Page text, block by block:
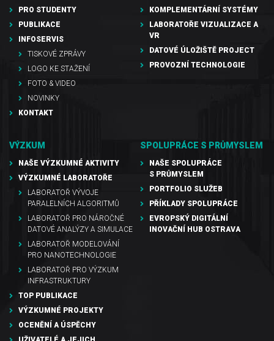
PRO STUDENTY
PUBLIKACE
INFOSERVIS
TISKOVÉ ZPRÁVY
LOGO KE STAŽENÍ
FOTO & VIDEO
NOVINKY
KONTAKT
KOMPLEMENTÁRNÍ SYSTÉMY
LABORATOŘE VIZUALIZACE A
VR
DATOVÉ ÚLOŽIŠTĚ PROJECT
PROVOZNÍ TECHNOLOGIE
VÝZKUM
NAŠE VÝZKUMNÉ AKTIVITY
VÝZKUMNÉ LABORATOŘE
LABORATOŘ VÝVOJE
PARALELNÍCH ALGORITMŮ
LABORATOŘ PRO NÁROČNÉ
DATOVÉ ANALÝZY A SIMULACE
LABORATOŘ MODELOVÁNÍ
PRO NANOTECHNOLOGIE
LABORATOŘ PRO VÝZKUM
INFRASTRUKTURY
TOP PUBLIKACE
VÝZKUMNÉ PROJEKTY
OCENĚNÍ A ÚSPĚCHY
SPOLUPRÁCE S PRŮMYSLEM
NAŠE SPOLUPRÁCE
S PRŮMYSLEM
PORTFOLIO SLUŽEB
PŘÍKLADY SPOLUPRÁCE
EVROPSKÝ DIGITÁLNÍ
INOVAČNÍ HUB OSTRAVA